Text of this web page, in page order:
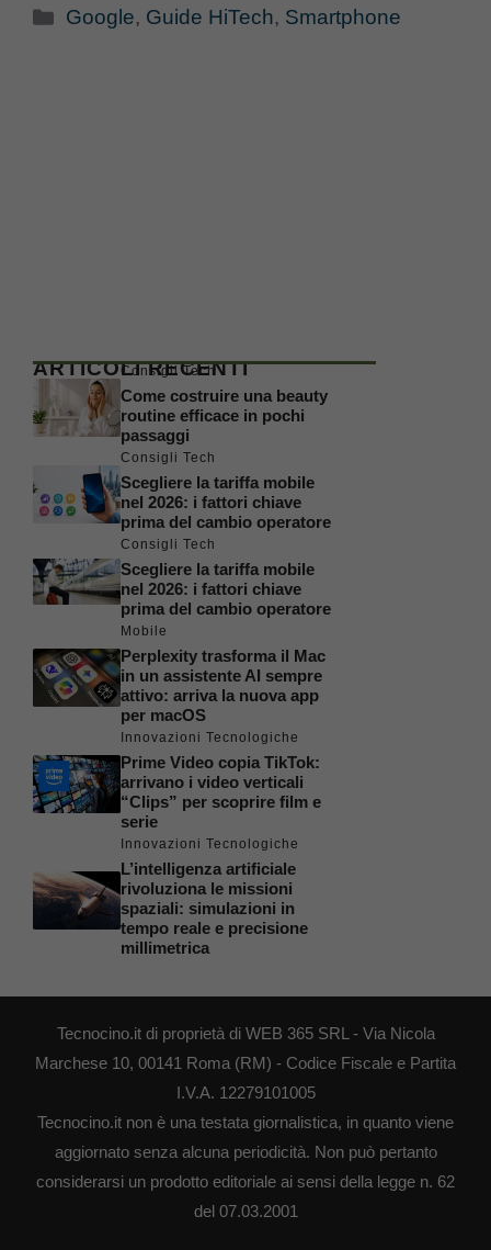
Categorie
Google, Guide HiTech, Smartphone
ARTICOLI RECENTI
Consigli Tech
Come costruire una beauty
routine efficace in pochi
passaggi
Consigli Tech
Scegliere la tariffa mobile
nel 2026: i fattori chiave
prima del cambio operatore
Consigli Tech
Scegliere la tariffa mobile
nel 2026: i fattori chiave
prima del cambio operatore
Mobile
Perplexity trasforma il Mac
in un assistente AI sempre
attivo: arriva la nuova app
per macOS
Innovazioni Tecnologiche
Prime Video copia TikTok:
arrivano i video verticali
“Clips” per scoprire film e
serie
Innovazioni Tecnologiche
L’intelligenza artificiale
rivoluziona le missioni
spaziali: simulazioni in
tempo reale e precisione
millimetrica
Tecnocino.it di proprietà di WEB 365 SRL - Via Nicola
Marchese 10, 00141 Roma (RM) - Codice Fiscale e Partita
I.V.A. 12279101005
Tecnocino.it non è una testata giornalistica, in quanto viene
aggiornato senza alcuna periodicità. Non può pertanto
considerarsi un prodotto editoriale ai sensi della legge n. 62
del 07.03.2001